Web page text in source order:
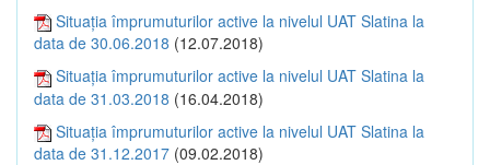
Situația împrumuturilor active la nivelul UAT Slatina la
data de 30.06.2018 (12.07.2018)
Situația împrumuturilor active la nivelul UAT Slatina la
data de 31.03.2018 (16.04.2018)
Situația împrumuturilor active la nivelul UAT Slatina la
data de 31.12.2017 (09.02.2018)